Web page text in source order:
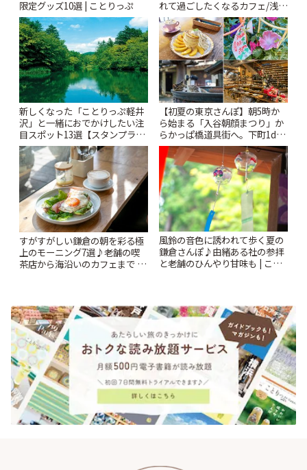
限定グッズ10選 | ことりっぷ
れて過ごしたくなるカフェ/浅草
「annorum cafe」 | ことりっぷ
新しくなった「ことりっぷ軽井
沢」と一緒におでかけしたい注
目スポット13選【スタンプラリ
ー開催中】 | ことりっぷ
【初夏の東京さんぽ】朝5時か
ら始まる「入谷朝顔まつり」か
らかっぱ橋道具街へ。下町1day
さんぽプラン | ことりっぷ
すがすがしい鎌倉の朝を彩る極
上のモーニング7選♪老舗の喫
茶店から海沿いのカフェまで |
風鈴の音色に誘われて歩く夏の
鎌倉さんぽ♪由緒ある社の参拝
と老舗のひんやり甘味も | こと